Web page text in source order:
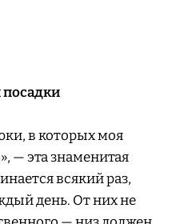
в которых моя
— эта знаменитая
всякий раз,
день. От них не